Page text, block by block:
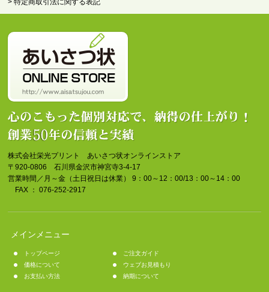
株式会社栄光プリント あいさつ状オンラインストア
〒920-0806 石川県金沢市神宮寺3-4-17
営業時間／月～金（土日祝日は休業） 9：00～12：00/13：00～14：00
FAX ： 076-252-2917
メインメニュー
トップページ
ご注文ガイド
価格について
ウェブお見積もり
お支払い方法
納期について